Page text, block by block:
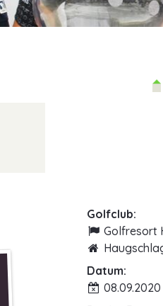
Golfclub:
Golfresort
Datum:
08.09.2020